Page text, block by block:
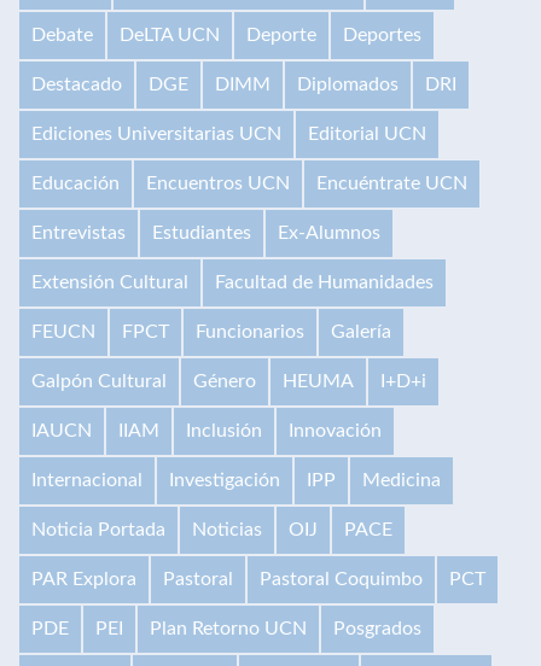
Debate DeLTA UCN Deporte Deportes
Destacado DGE DIMM Diplomados DRI
Ediciones Universitarias UCN Editorial UCN
Educación Encuentros UCN Encuéntrate UCN
Entrevistas Estudiantes Ex-Alumnos
Extensión Cultural Facultad de Humanidades
FEUCN FPCT Funcionarios Galería
Galpón Cultural Género HEUMA I+D+i
IAUCN IIAM Inclusión Innovación
Internacional Investigación IPP Medicina
Noticia Portada Noticias OIJ PACE
PAR Explora Pastoral Pastoral Coquimbo PCT
PDE PEI Plan Retorno UCN Posgrados